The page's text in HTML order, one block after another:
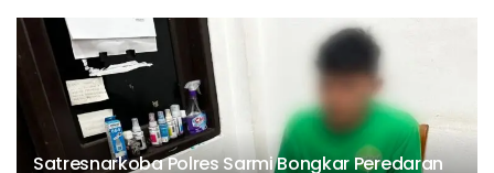
Satresnarkoba Polres Sarmi Bongkar Peredaran